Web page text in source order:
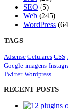
SEO (5)
Web (245)
WordPress
TAGS
Adsense Celulares CSS
Google imagens
Twitter Wordpress
RECENT POSTS